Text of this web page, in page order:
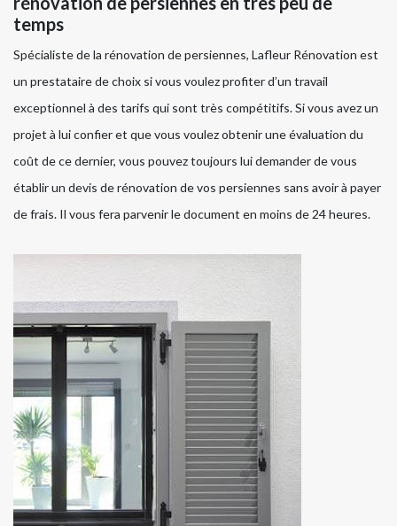
temps
Spécialiste de la rénovation de persiennes, Lafleur Rénovation est
un prestataire de choix si vous voulez profiter d’un travail
exceptionnel à des tarifs qui sont très compétitifs. Si vous avez un
projet à lui confier et que vous voulez obtenir une évaluation du
coût de ce dernier, vous pouvez toujours lui demander de vous
établir un devis de rénovation de vos persiennes sans avoir à payer
de frais. Il vous fera parvenir le document en moins de 24 heures.